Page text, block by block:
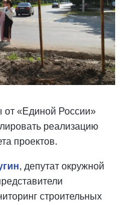
от «Единой России»
реализацию
проектов.
, депутат окружной
строительных